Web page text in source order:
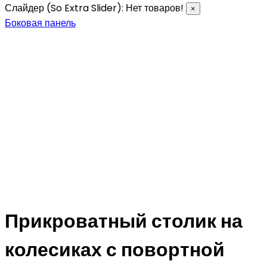
Слайдер (So Extra Slider): Нет товаров!
×
Боковая панель
Прикроватный столик на
колесиках с повортной